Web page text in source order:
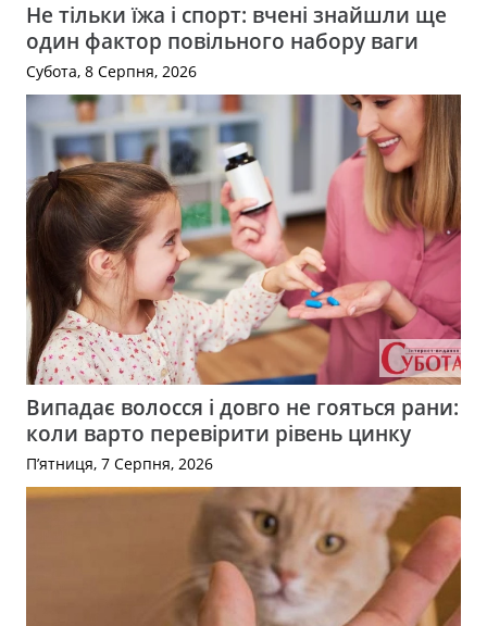
Не тільки їжа і спорт: вчені знайшли ще
один фактор повільного набору ваги
Субота, 8 Серпня, 2026
Випадає волосся і довго не гояться рани:
коли варто перевірити рівень цинку
П’ятниця, 7 Серпня, 2026